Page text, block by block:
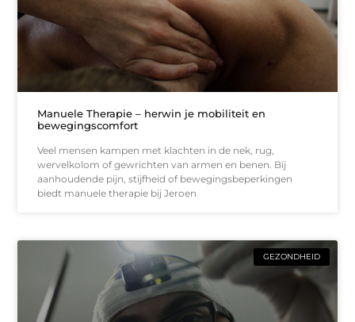
Manuele Therapie – herwin je mobiliteit en
bewegingscomfort
Veel mensen kampen met klachten in de nek, rug,
wervelkolom of gewrichten van armen en benen. Bij
aanhoudende pijn, stijfheid of bewegingsbeperkingen
biedt manuele therapie bij Jeroen
GEZONDHEID